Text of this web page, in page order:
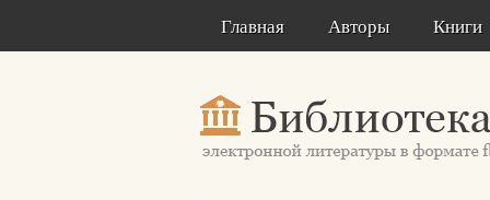
Главная Авторы Книги